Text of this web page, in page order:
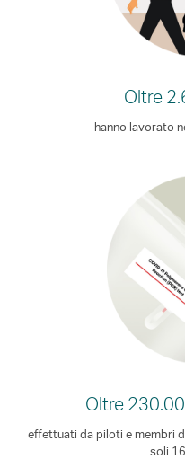
Oltre
hanno lavorato
Oltre
effettuati da piloti e membri
soli